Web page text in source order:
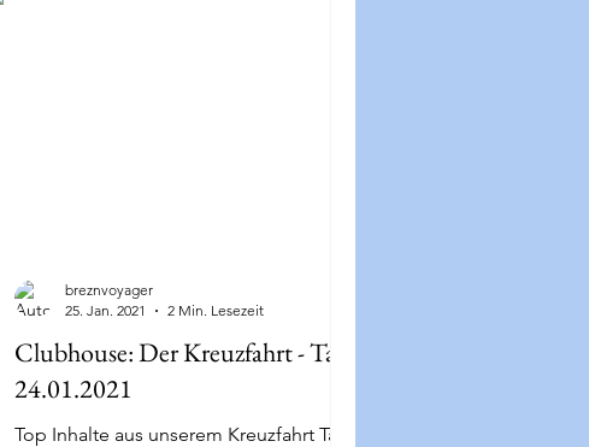
Clubhouse: Der Kreuzfahrt - Talk
24.01.2021
Top Inhalte aus unserem Kreuzfahrt Talk
breznvoyager
25. Jan. 2021
2 Min. Lesezeit